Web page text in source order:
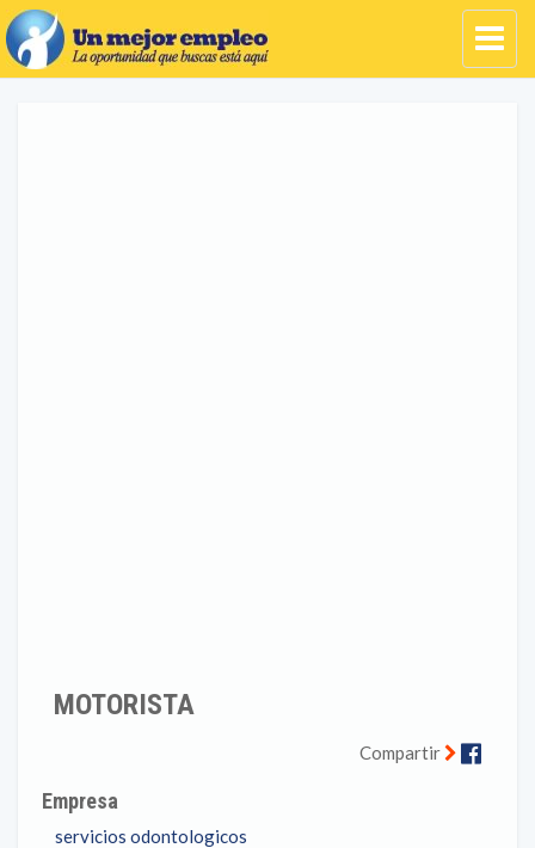
MOTORISTA
Compartir
Empresa
servicios odontologicos